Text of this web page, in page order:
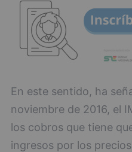
En este sentido, ha
noviembre de 2016, el
los cobros que tiene
ingresos por los